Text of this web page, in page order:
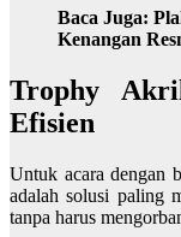
Baca Juga:
Kenangan
Trophy
Efisien
Untuk acara dengan
adalah solusi paling
tanpa harus